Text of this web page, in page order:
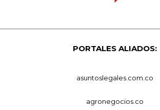
PORTALES ALIADOS:
asuntoslegales.com.co
agronegocios.co